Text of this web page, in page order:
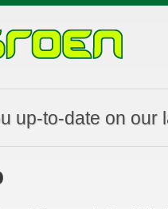
up-to-date on our